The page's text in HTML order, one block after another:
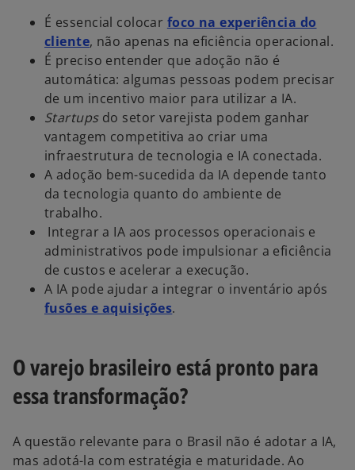
É essencial colocar foco na experiência do
cliente, não apenas na eficiência operacional.
É preciso entender que adoção não é
automática: algumas pessoas podem precisar
de um incentivo maior para utilizar a IA.
Startups do setor varejista podem ganhar
vantagem competitiva ao criar uma
infraestrutura de tecnologia e IA conectada.
A adoção bem-sucedida da IA depende tanto
da tecnologia quanto do ambiente de
trabalho.
Integrar a IA aos processos operacionais e
administrativos pode impulsionar a eficiência
de custos e acelerar a execução.
A IA pode ajudar a integrar o inventário após
fusões e aquisições.
O varejo brasileiro está pronto para
essa transformação?
A questão relevante para o Brasil não é adotar a IA,
mas adotá-la com estratégia e maturidade. Ao